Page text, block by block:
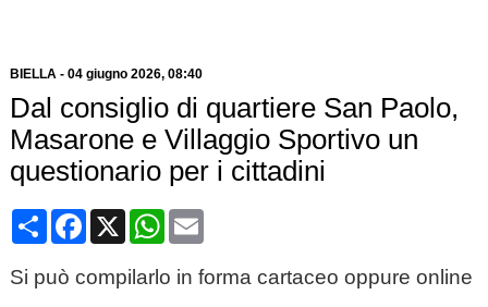
BIELLA- 04 giugno 2026, 08:40
Dal consiglio di quartiere San Paolo,
Masarone e Villaggio Sportivo un
questionario per i cittadini
CondividiFacebook
X WhatsApp
Email
Si può compilarlo in forma cartaceo oppure online